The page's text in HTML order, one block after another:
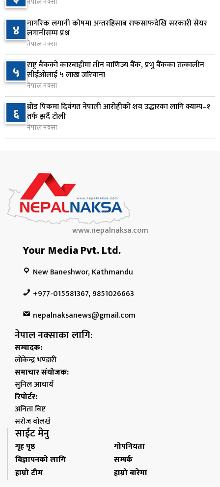
८
आज बस्ने भनिएको राष्ट्रिय सभाको बैठक बुधबारका लागि
सर्‍यो
१ दिन अघि
९
वीरगञ्जमा ट्यांकरको सिल खोलेर तेल निकाल्ने सात जना
रंगेहात पक्राउ
१०
जन्मसिद्ध नागरिकता कडा बनाउने ट्रम्पको नयाँ प्रयास, दुई
कार्यकारी आदेश जारी
१ दिन अघि
४ नागरिक लगानी कोषमा अन्तरहिसाब राफसाफदेखि सरकारी सेयर
लगानीसम्म प्रश्न
नेपाल नक्सा
५ राष्ट्र बैंकको कारबाहीमा तीन वाणिज्य बैंक, प्रभु बैंकका तत्कालीन
सीईओलाई ५ लाख जरिवाना
नेपाल नक्सा
६ ब्रोड पिकमा दिवंगत नेपाली आरोहीको शव उद्धारका लागि क्याम्प–१
तर्फ झर्दै टोली
नेपाल नक्सा
www.nepalnaksa.com
Your Media Pvt. Ltd.
New Baneshwor, Kathmandu
+977-015581367, 9851026663
nepalnaksanews@gmail.com
नेपाल नक्साका लागि:
सम्पादक:
लोकेन्द्र भण्डारी
समाचार संयोजक:
सुनिल आचार्य
रिपोर्टर:
अनिता बिष्ट
सरोज वोलखे
साईट मेनु
गृह पृष्ठ
गोपनियता
बिज्ञापनको लागि
सम्पर्क
हाम्रो टीम
हाम्रो बारेमा